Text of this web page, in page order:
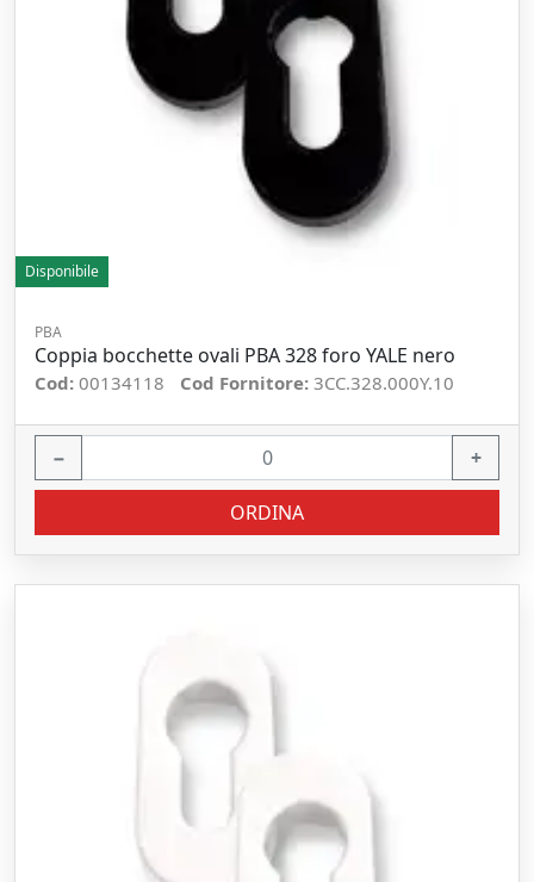
Disponibile
PBA
Coppia bocchette ovali PBA 328 foro YALE nero
Cod: 00134118 Cod Fornitore: 3CC.328.000Y.10
− +
ORDINA